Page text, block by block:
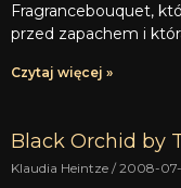
Fragrancebouquet,
przed zapachem i
Czytaj więcej »
Black Orchid by
Klaudia Heintze 2008-